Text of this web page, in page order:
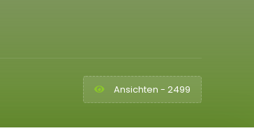
Ansichten - 2499